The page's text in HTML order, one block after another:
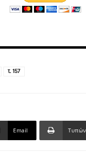
τ. 157
Email